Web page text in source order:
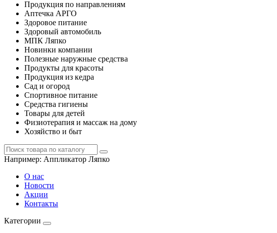
Продукция по направлениям
Аптечка АРГО
Здоровое питание
Здоровый автомобиль
МПК Ляпко
Новинки компании
Полезные наружные средства
Продукты для красоты
Продукция из кедра
Сад и огород
Спортивное питание
Средства гигиены
Товары для детей
Физиотерапия и массаж на дому
Хозяйство и быт
Например: Аппликатор Ляпко
О нас
Новости
Акции
Контакты
Категории